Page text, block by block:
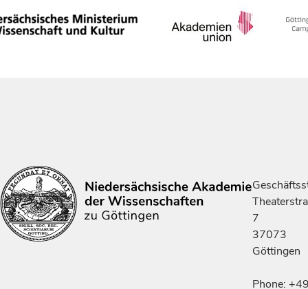
7
37073
Göttingen
Phone: